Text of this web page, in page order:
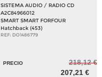
SISTEMA AUDIO / RADIO CD
A2C84966012
SMART SMART FORFOUR
Hatchback (453)
REF: DO1486779
PRECIO
218,12 €
207,21 €